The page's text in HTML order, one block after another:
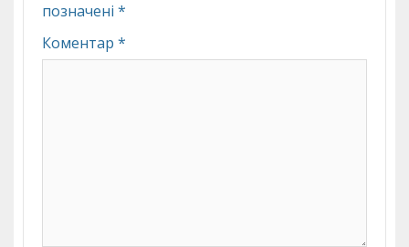
позначені *
Коментар *